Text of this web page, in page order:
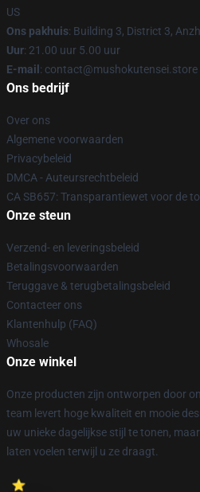
US
Ons pakhuis: Building 3, District 3,
Uur: 21.00 uur 5.00 uur
E-mail : contact@mushokutensei.store
Ons bedrijf
Over ons
Algemene voorwaarden
Privacybeleid
DMCA - Auteursrechtbeleid
CA SB657: Transparantiewet voor de
Onze steun
Verzend- en leveringsbeleid
Betalingsvoorwaarden
Teruggave & terugbetalingsbeleid
Contacteer ons
Klantenhulp (FAQ)
Whosale
Onze winkel
Onze producten zijn ontworpen door
team levert hoge kwaliteit en mooie
uw unieke dagelijkse stijl te tonen,
laten voelen terwijl u ze draagt.